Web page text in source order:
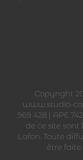
Copyright
www.studio-
969 428 | APE
de ce site sont
Lafon. Toute
être faite